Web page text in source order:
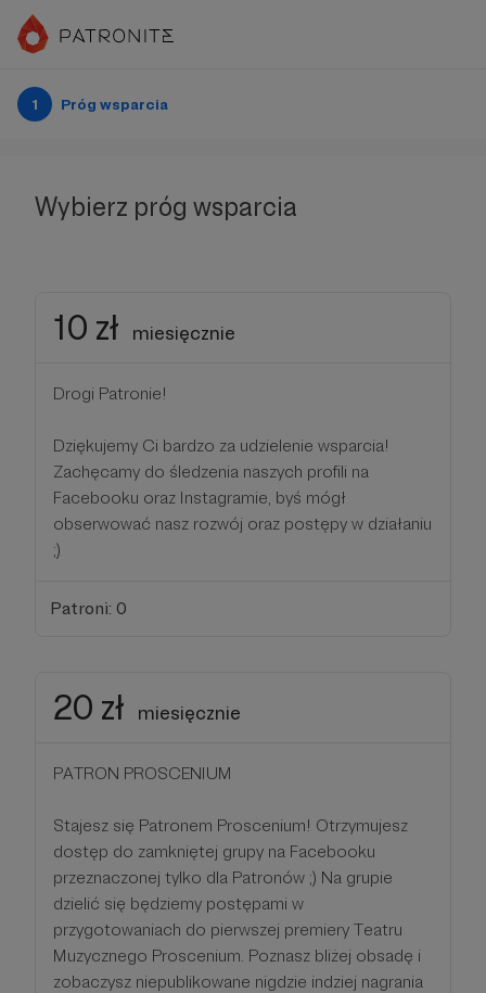
1 Próg wsparcia
Wybierz próg wsparcia
10 zł miesięcznie
Drogi Patronie!
Dziękujemy Ci bardzo za udzielenie wsparcia!
Zachęcamy do śledzenia naszych profili na
Facebooku oraz Instagramie, byś mógł
obserwować nasz rozwój oraz postępy w działaniu
;)
Patroni: 0
20 zł miesięcznie
PATRON PROSCENIUM
Stajesz się Patronem Proscenium! Otrzymujesz
dostęp do zamkniętej grupy na Facebooku
przeznaczonej tylko dla Patronów ;) Na grupie
dzielić się będziemy postępami w
przygotowaniach do pierwszej premiery Teatru
Muzycznego Proscenium. Poznasz bliżej obsadę i
zobaczysz niepublikowane nigdzie indziej nagrania